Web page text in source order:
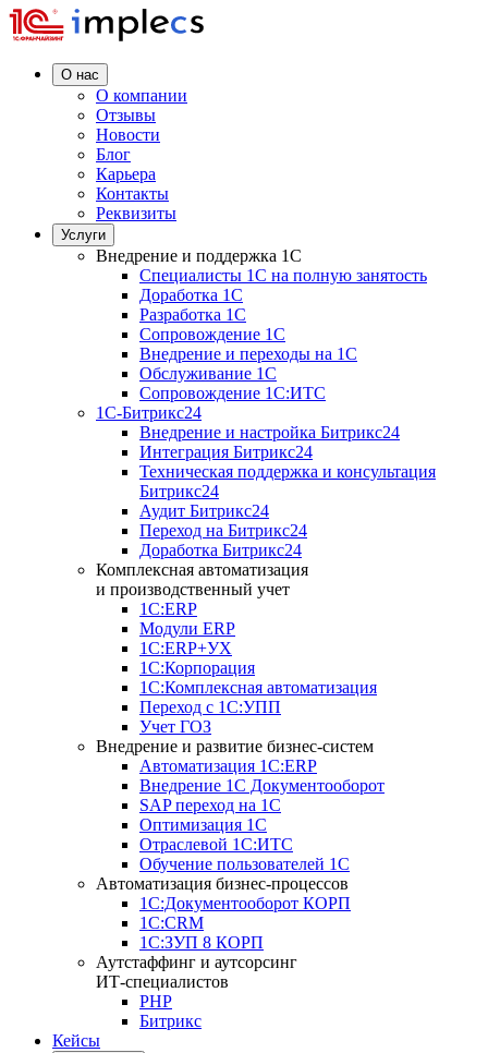
О нас
О компании
Отзывы
Новости
Блог
Карьера
Контакты
Реквизиты
Услуги
Внедрение и поддержка 1C
Специалисты 1C на полную занятость
Доработка 1C
Разработка 1C
Сопровождение 1C
Внедрение и переходы на 1C
Обслуживание 1C
Сопровождение 1C:ИТС
1С-Битрикс24
Внедрение и настройка Битрикс24
Интеграция Битрикс24
Техническая поддержка и консультация
Битрикс24
Аудит Битрикс24
Переход на Битрикс24
Доработка Битрикс24
Комплексная автоматизация
и производственный учет
1С:ERP
Модули ERP
1C:ERP+УХ
1С:Корпорация
1С:Комплексная автоматизация
Переход с 1С:УПП
Учет ГОЗ
Внедрение и развитие бизнес-систем
Автоматизация 1С:ERP
Внедрение 1С Документооборот
SAP переход на 1С
Оптимизация 1С
Отраслевой 1С:ИТС
Обучение пользователей 1С
Автоматизация бизнес-процессов
1С:Документооборот КОРП
1С:CRM
1С:ЗУП 8 КОРП
Аутстаффинг и аутсорсинг
ИТ-специалистов
PHP
Битрикс
Кейсы